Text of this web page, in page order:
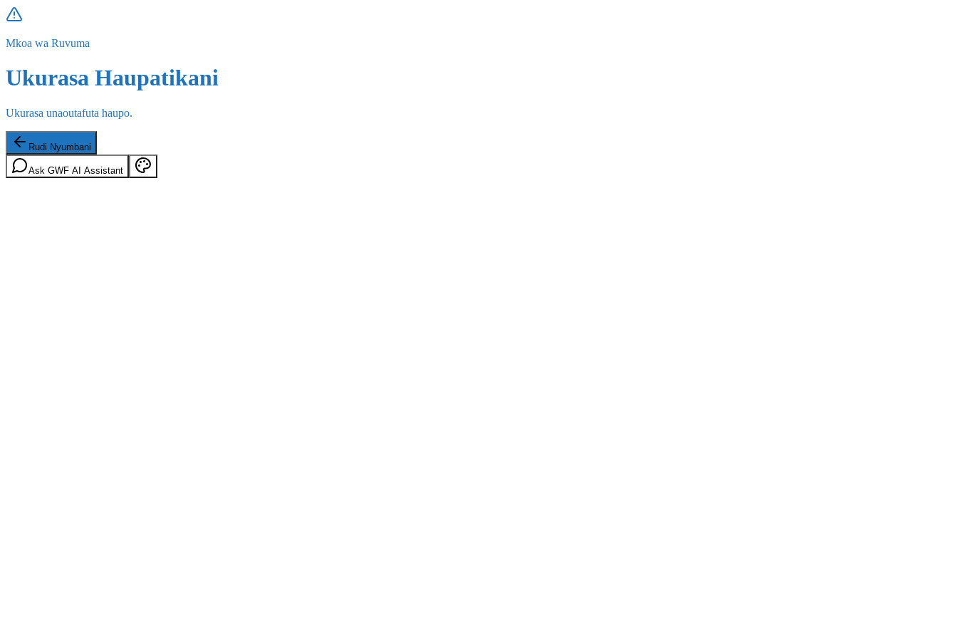
Mkoa wa Ruvuma
Ukurasa Haupatikani
Ukurasa unaoutafuta haupo.
Rudi Nyumbani
Ask GWF AI Assistant